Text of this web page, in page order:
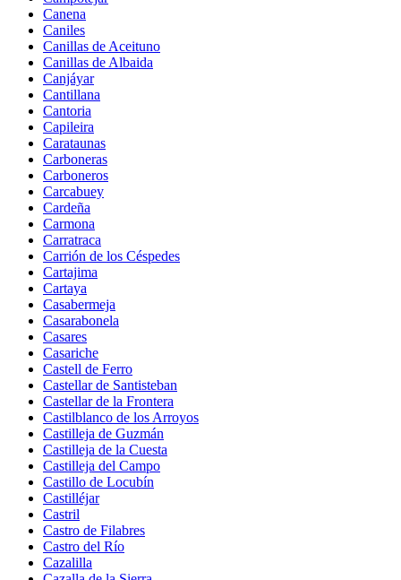
Canena
Caniles
Canillas de Aceituno
Canillas de Albaida
Canjáyar
Cantillana
Cantoria
Capileira
Carataunas
Carboneras
Carboneros
Carcabuey
Cardeña
Carmona
Carratraca
Carrión de los Céspedes
Cartajima
Cartaya
Casabermeja
Casarabonela
Casares
Casariche
Castell de Ferro
Castellar de Santisteban
Castellar de la Frontera
Castilblanco de los Arroyos
Castilleja de Guzmán
Castilleja de la Cuesta
Castilleja del Campo
Castillo de Locubín
Castilléjar
Castril
Castro de Filabres
Castro del Río
Cazalilla